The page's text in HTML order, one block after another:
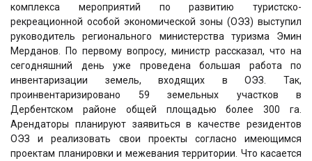
комплекса мероприятий по развитию туристско-
рекреационной особой экономической зоны (ОЭЗ) выступил
руководитель регионального министерства туризма Эмин
Мерданов. По первому вопросу, министр рассказал, что на
сегодняшний день уже проведена большая работа по
инвентаризации земель, входящих в ОЭЗ. Так,
проинвентаризировано 59 земельных участков в
Дербентском районе общей площадью более 300 га.
Арендаторы планируют заявиться в качестве резидентов
ОЭЗ и реализовать свои проекты согласно имеющимся
проектам планировки и межевания территории. Что касается